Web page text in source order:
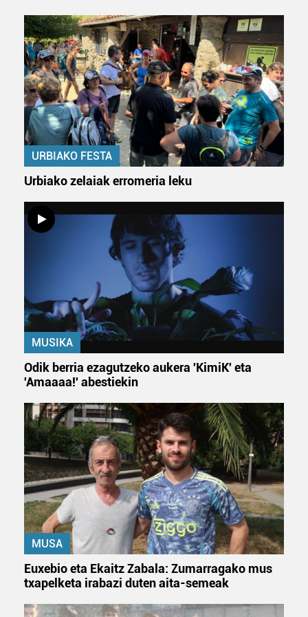
Webgune honek cookie propioak eta hirugarrenen cookie-
fitxategiak erabiltzen ditu. Zure esperientzia eta
zerbitzuak hobetzeko asmoz, cookie teknologiaz
baliatzen gara. Ohar hau onartuz gero, teknologia hori
erabiltzeko baimen esplizitua ematen diguzu.Gehiago
irakurri
URBIAKO FESTA
Urbiako zelaiak erromeria leku
MUSIKA
Odik berria ezagutzeko aukera 'KimiK' eta
'Amaaaa!' abestiekin
MUSA
Euxebio eta Ekaitz Zabala: Zumarragako mus
txapelketa irabazi duten aita-semeak